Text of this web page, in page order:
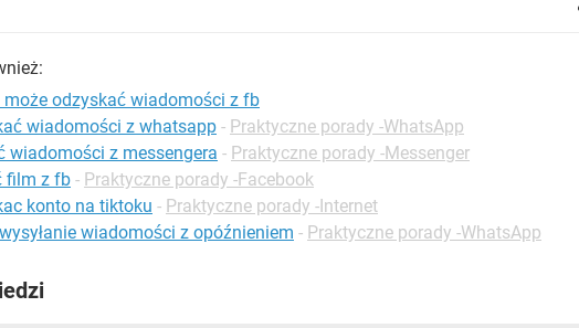
może odzyskać wiadomości z fb
wiadomości z whatsapp - Praktyczne porady -WhatsApp
wiadomości z messengera - Praktyczne porady -Messenger
film z fb - Praktyczne porady -Facebook
konto na tiktoku - Praktyczne porady -Internet
wiadomości z opóźnieniem - Praktyczne porady -WhatsApp